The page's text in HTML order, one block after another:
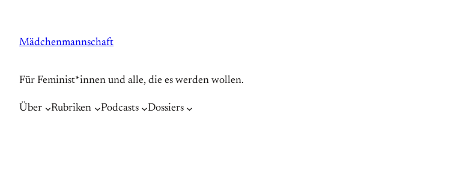
springen
Mädchenmannschaft
Für Feminist*innen und alle, die es werden wollen.
Über Rubriken Podcasts Dossiers